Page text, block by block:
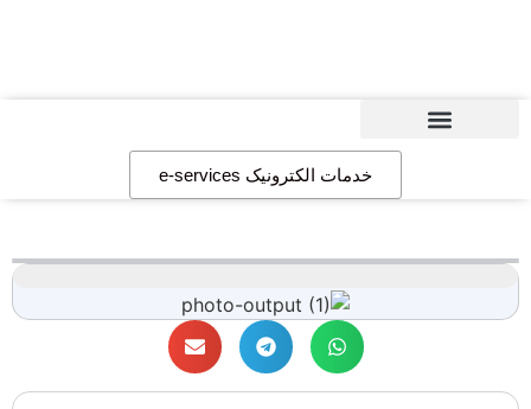
خدمات الکترونیک e-services